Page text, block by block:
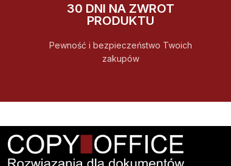
30 DNI NA ZWROT
PRODUKTU
Pewność i bezpieczeństwo Twoich
zakupów